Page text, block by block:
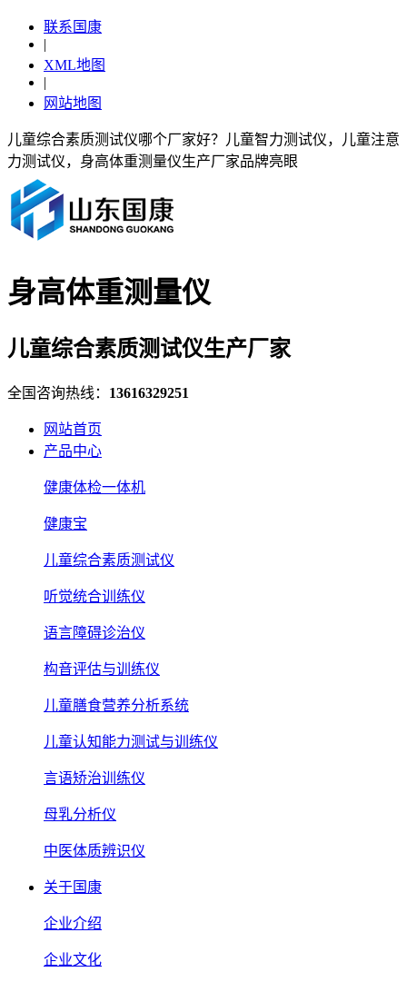
联系国康
|
XML地图
|
网站地图
儿童综合素质测试仪哪个厂家好？儿童智力测试仪，儿童注意
力测试仪，身高体重测量仪生产厂家品牌亮眼
身高体重测量仪
儿童综合素质测试仪生产厂家
全国咨询热线： 13616329251
网站首页
产品中心
健康体检一体机
健康宝
儿童综合素质测试仪
听觉统合训练仪
语言障碍诊治仪
构音评估与训练仪
儿童膳食营养分析系统
儿童认知能力测试与训练仪
言语矫治训练仪
母乳分析仪
中医体质辨识仪
关于国康
企业介绍
企业文化